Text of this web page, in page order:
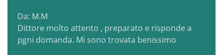
Da: M.M
Dittore molto attento , preparato e risponde a
pgni domanda. Mi sono trovata benissimo